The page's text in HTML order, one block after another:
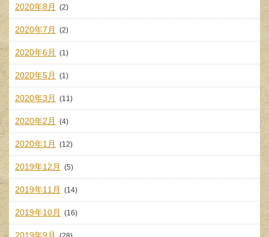
2020年8月 (2)
2020年7月 (2)
2020年6月 (1)
2020年5月 (1)
2020年3月 (11)
2020年2月 (4)
2020年1月 (12)
2019年12月 (5)
2019年11月 (14)
2019年10月 (16)
2019年9月